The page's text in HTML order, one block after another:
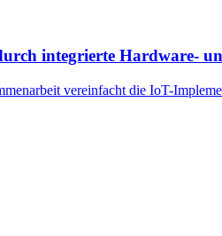
integrierte Hardware-
vereinfacht die IoT-